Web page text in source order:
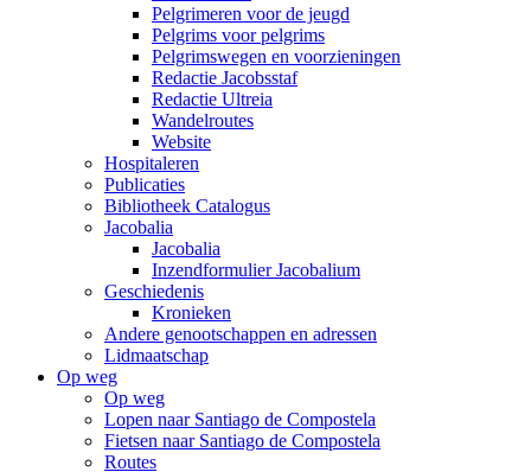
Pelgrimeren voor de jeugd
Pelgrims voor pelgrims
Pelgrimswegen en voorzieningen
Redactie Jacobsstaf
Redactie Ultreia
Wandelroutes
Website
Hospitaleren
Publicaties
Bibliotheek Catalogus
Jacobalia
Jacobalia
Inzendformulier Jacobalium
Geschiedenis
Kronieken
Andere genootschappen en adressen
Lidmaatschap
Op weg
Op weg
Lopen naar Santiago de Compostela
Fietsen naar Santiago de Compostela
Routes